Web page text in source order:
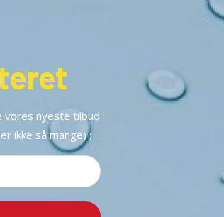
nyeste tilbud
ikke så mange) :